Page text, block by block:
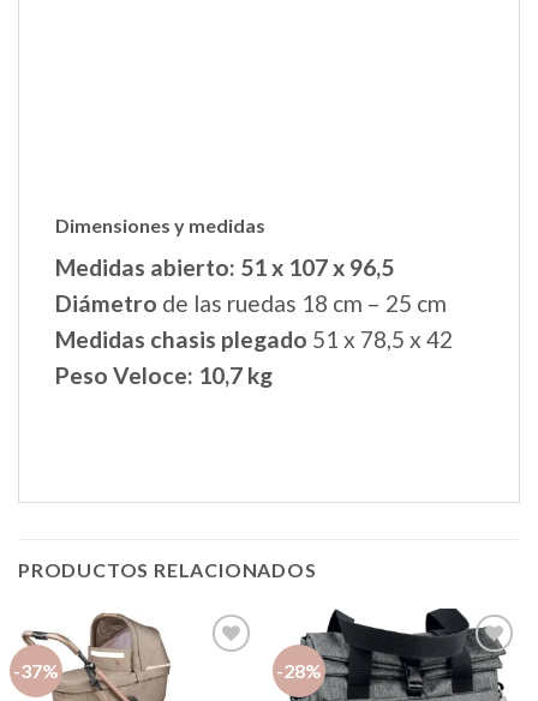
Dimensiones y medidas
Medidas abierto: 51 x 107 x 96,5
Diámetro de las ruedas 18 cm – 25 cm
Medidas chasis plegado 51 x 78,5 x 42
Peso Veloce: 10,7 kg
PRODUCTOS RELACIONADOS
-37% -28%